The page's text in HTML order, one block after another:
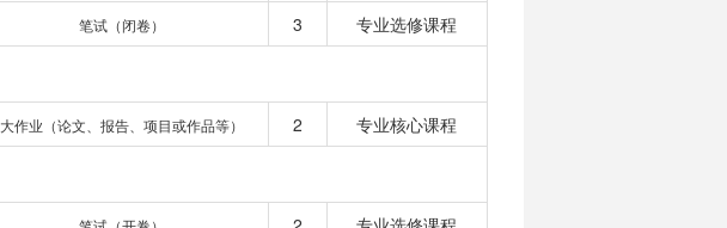
笔试（闭卷） 3 专业选修课程
大作业（论文、报告、项目或作品等） 2 专业核心课程